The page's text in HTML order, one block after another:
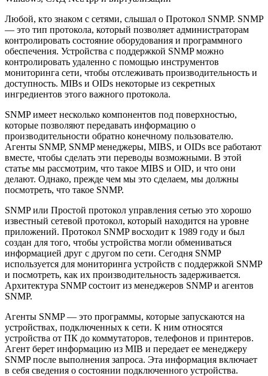
Любой, кто знаком с сетями, слышал о Протокол SNMP. SNMP
— это тип протокола, который позволяет администраторам
контролировать состояние оборудования и программного
обеспечения. Устройства с поддержкой SNMP можно
контролировать удаленно с помощью инструментов
мониторинга сети, чтобы отслеживать производительность и
доступность. MIBs и OIDs некоторые из секретных
ингредиентов этого важного протокола.
SNMP имеет несколько компонентов под поверхностью,
которые позволяют передавать информацию о
производительности обратно конечному пользователю.
Агенты SNMP, SNMP менеджеры, MIBS, и OIDs все работают
вместе, чтобы сделать эти переводы возможными. В этой
статье мы рассмотрим, что такое MIBS и OID, и что они
делают. Однако, прежде чем мы это сделаем, мы должны
посмотреть, что такое SNMP.
SNMP или Простой протокол управления сетью это хорошо
известный сетевой протокол, который находится на уровне
приложений. Протокол SNMP восходит к 1989 году и был
создан для того, чтобы устройства могли обмениваться
информацией друг с другом по сети. Сегодня SNMP
используется для мониторинга устройств с поддержкой SNMP
и посмотреть, как их производительность задерживается.
Архитектура SNMP состоит из менеджеров SNMP и агентов
SNMP.
Агенты SNMP — это программы, которые запускаются на
устройствах, подключенных к сети. К ним относятся
устройства от ПК до коммутаторов, телефонов и принтеров.
Агент берет информацию из MIB и передает ее менеджеру
SNMP после выполнения запроса. Эта информация включает
в себя сведения о состоянии подключенного устройства.